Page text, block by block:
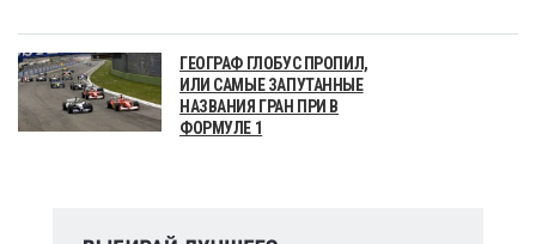
ГЕОГРАФ ГЛОБУС ПРОПИЛ,
ИЛИ САМЫЕ ЗАПУТАННЫЕ
НАЗВАНИЯ ГРАН ПРИ В
ФОРМУЛЕ 1